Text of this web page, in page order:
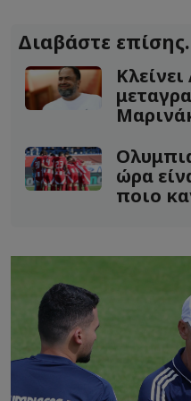
Διαβάστε
ώρα
ποιο